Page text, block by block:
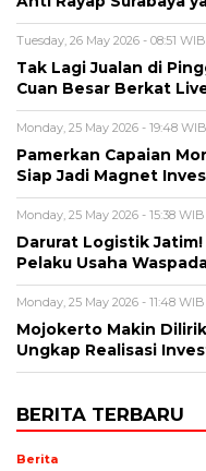
Tuesday, 26 May 2026 - 08:51 WIB
Tak Lagi Jualan di
Cuan Besar Berkat
Monday, 25 May 2026 - 19:48 WIB
Pamerkan Capaian
Siap Jadi Magnet
Monday, 25 May 2026 - 15:38 WIB
Darurat Logistik Jatim!
Pelaku Usaha
Monday, 25 May 2026 - 11:48 WIB
Mojokerto Makin
Ungkap Realisasi
BERITA TERBARU
Berita